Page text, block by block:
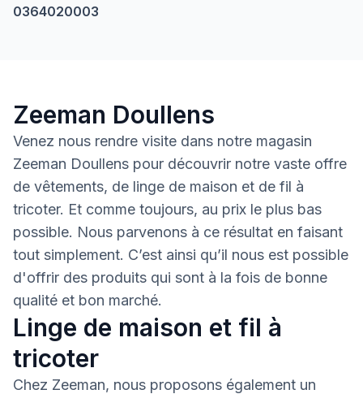
0364020003
Zeeman Doullens
Venez nous rendre visite dans notre magasin
Zeeman Doullens pour découvrir notre vaste offre
de vêtements, de linge de maison et de fil à
tricoter. Et comme toujours, au prix le plus bas
possible. Nous parvenons à ce résultat en faisant
tout simplement. C’est ainsi qu’il nous est possible
d'offrir des produits qui sont à la fois de bonne
qualité et bon marché.
Linge de maison et fil à
tricoter
Chez Zeeman, nous proposons également un